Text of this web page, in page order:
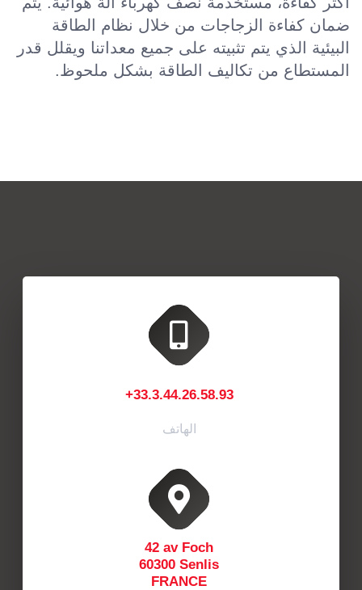
ضمان كفاءة الزجاجات من خلال نظام الطاقة
البيئية الذي يتم تثبيته على جميع معداتنا ويقلل قدر
المستطاع من تكاليف الطاقة بشكل ملحوظ.
+33.3.44.26.58.93
الهاتف
42 av Foch
60300 Senlis
FRANCE